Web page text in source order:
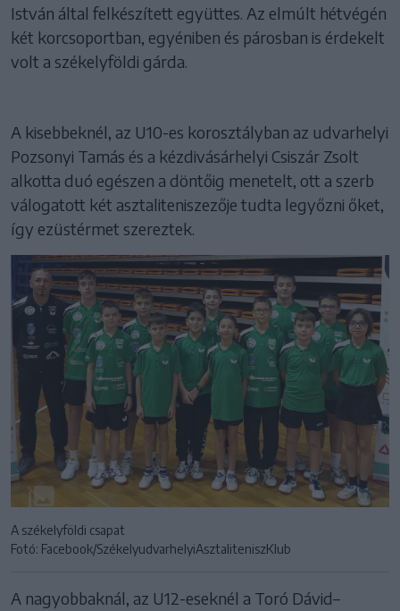
István által felkészített együttes. Az elmúlt hétvégén
két korcsoportban, egyéniben és párosban is érdekelt
volt a székelyföldi gárda.
A kisebbeknél, az U10-es korosztályban az udvarhelyi
Pozsonyi Tamás és a kézdivásárhelyi Csiszár Zsolt
alkotta duó egészen a döntőig menetelt, ott a szerb
válogatott két asztaliteniszezője tudta legyőzni őket,
így ezüstérmet szereztek.
A székelyföldi csapat
Fotó: Facebook/SzékelyudvarhelyiAsztaliteniszKlub
A nagyobbaknál, az U12-eseknél a Toró Dávid–